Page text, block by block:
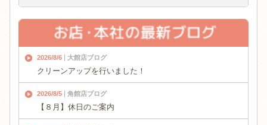
2026/8/6 大館店ブログ
クリーンアップを行いました！
2026/8/5 角館店ブログ
【８月】休日のご案内